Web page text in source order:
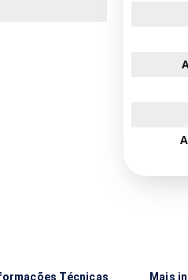
Técnicas Mais